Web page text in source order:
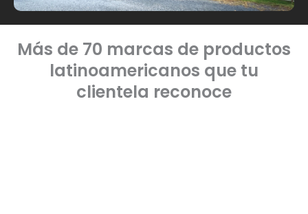
Más de 70 marcas de productos
latinoamericanos que tu
clientela reconoce